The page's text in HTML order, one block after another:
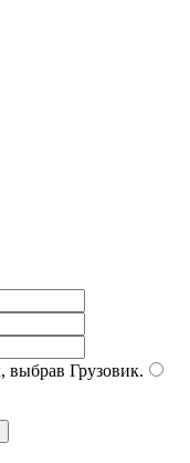
выбрав Грузовик.